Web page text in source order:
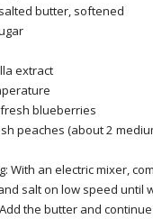
butter, softened
extract
blueberries
peaches (about 2
: With an electric mixer,
salt on low speed until
the butter and